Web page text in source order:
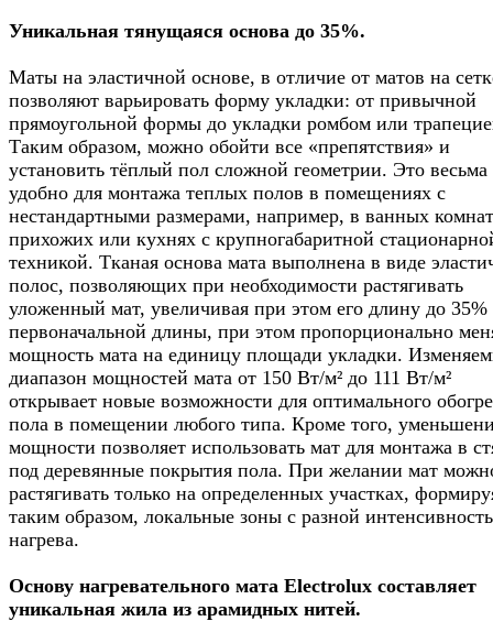
Уникальная тянущаяся основа до 35%.
Маты на эластичной основе, в отличие от матов на
позволяют варьировать форму укладки: от привычной
прямоугольной формы до укладки ромбом или
Таким образом, можно обойти все «препятствия» и
установить тёплый пол сложной геометрии. Это весьма
удобно для монтажа теплых полов в помещениях с
нестандартными размерами, например, в ванных
прихожих или кухнях с крупногабаритной
техникой. Тканая основа мата выполнена в виде
полос, позволяющих при необходимости растягивать
уложенный мат, увеличивая при этом его длину до 35%
первоначальной длины, при этом пропорционально
мощность мата на единицу площади укладки.
диапазон мощностей мата от 150 Вт/м² до 111 Вт/м²
открывает новые возможности для оптимального
пола в помещении любого типа. Кроме того,
мощности позволяет использовать мат для монтажа в
под деревянные покрытия пола. При желании мат
растягивать только на определенных участках,
таким образом, локальные зоны с разной
нагрева.
Основу нагревательного мата Electrolux составляет
уникальная жила из арамидных нитей.